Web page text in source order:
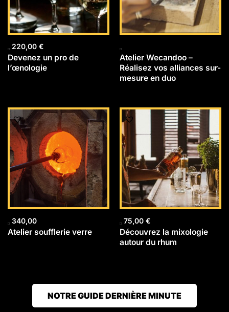
220,00 €
Devenez un pro de
l’œnologie
Atelier Wecandoo –
Réalisez vos alliances sur-
mesure en duo
340,00
Atelier soufflerie verre
75,00 €
Découvrez la mixologie
autour du rhum
NOTRE GUIDE DERNIÈRE MINUTE